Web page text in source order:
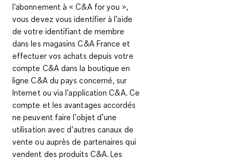
l’abonnement à « C&A for you »,
vous devez vous identifier à l’aide
de votre identifiant de membre
dans les magasins C&A France et
effectuer vos achats depuis votre
compte C&A dans la boutique en
ligne C&A du pays concerné, sur
Internet ou via l’application C&A. Ce
compte et les avantages accordés
ne peuvent faire l’objet d’une
utilisation avec d’autres canaux de
vente ou auprès de partenaires qui
vendent des produits C&A. Les